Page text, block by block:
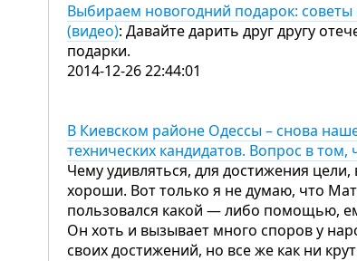
Выбираем новогодний подарок:
(видео): Давайте дарить друг другу
подарки.
2014-12-26 22:44:01
В Киевском районе Одессы – снова
технических кандидатов. Вопрос в том,
Чему удивляться, для достижения цели,
хороши. Вот только я не думаю, что
пользовался какой — либо помощью,
Он хоть и вызывает много споров у
своих достижений, но все же как ни